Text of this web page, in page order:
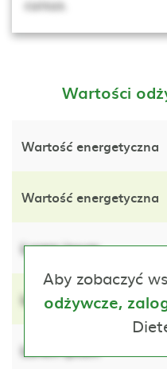
cursus.
Wartości
Wartość energetyczna
Wartość energetyczna
Lorem ipsum
Lorem ipsum
Lorem ipsum
Aby zobaczyć
odżywcze,